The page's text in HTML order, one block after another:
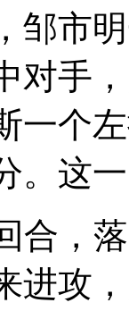
邹市
对手
一个
。这
合，落
进攻